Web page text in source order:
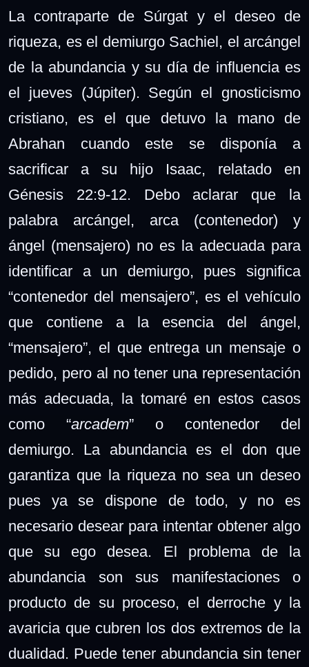
La contraparte de Súrgat y el deseo de
riqueza, es el demiurgo Sachiel, el arcángel
de la abundancia y su día de influencia es
el jueves (Júpiter). Según el gnosticismo
cristiano, es el que detuvo la mano de
Abrahan cuando este se disponía a
sacrificar a su hijo Isaac, relatado en
Génesis 22:9-12. Debo aclarar que la
palabra arcángel, arca (contenedor) y
ángel (mensajero) no es la adecuada para
identificar a un demiurgo, pues significa
“contenedor del mensajero”, es el vehículo
que contiene a la esencia del ángel,
“mensajero”, el que entrega un mensaje o
pedido, pero al no tener una representación
más adecuada, la tomaré en estos casos
como “arcadem” o contenedor del
demiurgo. La abundancia es el don que
garantiza que la riqueza no sea un deseo
pues ya se dispone de todo, y no es
necesario desear para intentar obtener algo
que su ego desea. El problema de la
abundancia son sus manifestaciones o
producto de su proceso, el derroche y la
avaricia que cubren los dos extremos de la
dualidad. Puede tener abundancia sin tener